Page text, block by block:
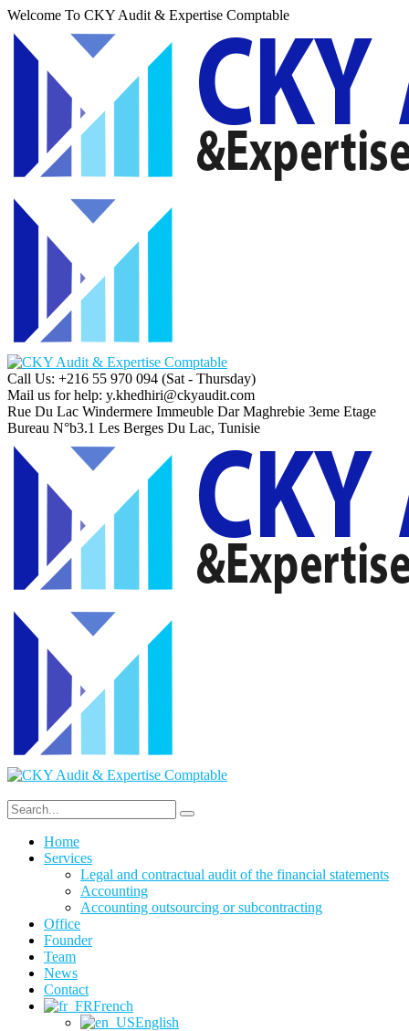
Welcome To CKY Audit & Expertise Comptable
Call Us: +216 55 970 094 (Sat - Thursday)
Mail us for help: y.khedhiri@ckyaudit.com
Rue Du Lac Windermere Immeuble Dar Maghrebie 3eme Etage
Bureau N°b3.1 Les Berges Du Lac, Tunisie
Home
Services
Legal and contractual audit of the financial statements
Accounting
Accounting outsourcing or subcontracting
Office
Founder
Team
News
Contact
French
English